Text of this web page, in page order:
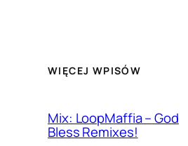
WIĘCEJ WPISÓW
Mix: LoopMaffia – God
Bless Remixes!